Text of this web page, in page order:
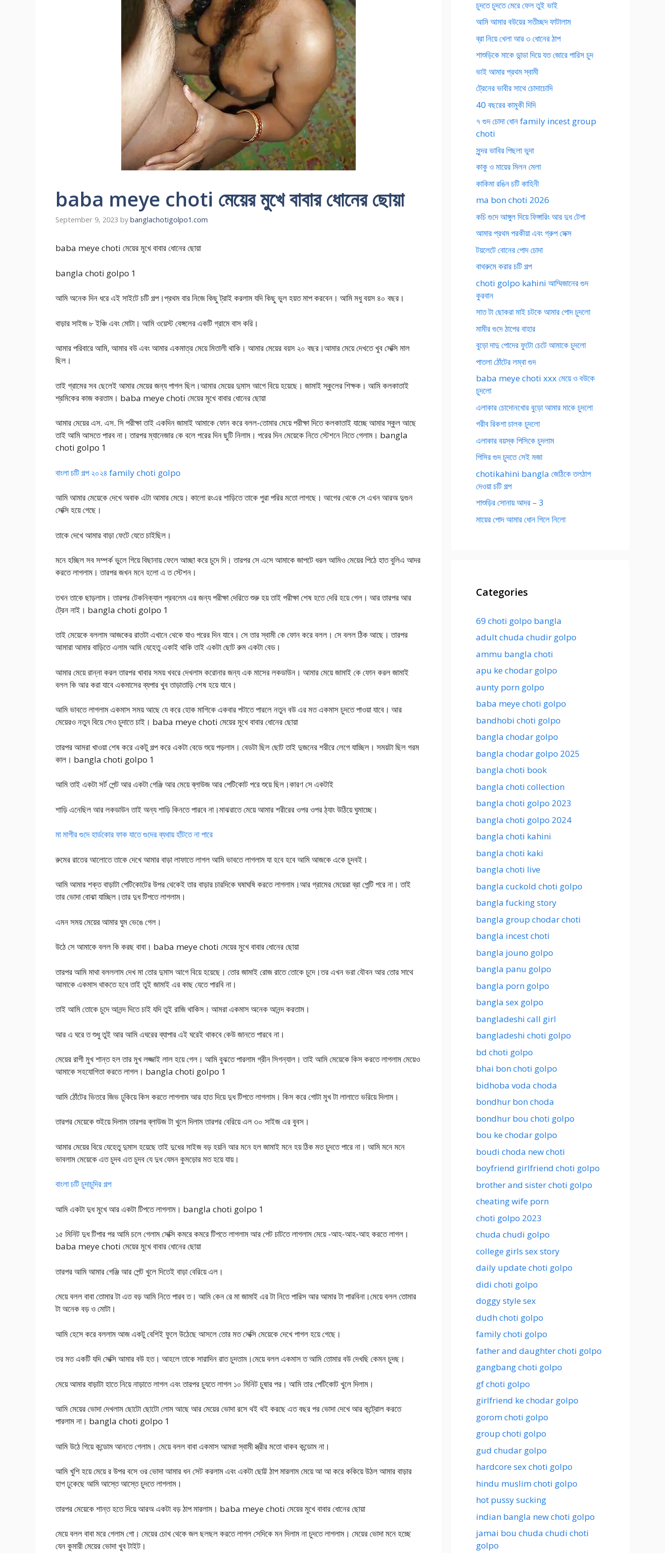
baba meye choti মেয়ের মুখে বাবার ধোনের ছোয়া
September 9, 2023 by banglachotigolpo1.com
baba meye choti মেয়ের মুখে বাবার ধোনের ছোয়া
bangla choti golpo 1
আমি অনেক দিন ধরে এই সাইটে চটি গল্প।প্রথম বার নিজে কিছু ট্রাই করলাম যদি কিছু ভুল হয়ত মাপ করবেন। আমি মধু বয়স ৪০ বছর।
বাড়ার সাইজ ৮ ইঞ্চি এবং মোটা। আমি ওয়েস্ট বেঙ্গলের একটি গ্রামে বাস করি।
আমার পরিবারে আমি, আমার বউ এবং আমার একমাত্র মেয়ে মিতালী থাকি। আমার মেয়ের বয়স ২০ বছর।আমার মেয়ে দেখতে খুব সেক্সি মাল
ছিল।
তাই গ্রামের সব ছেলেই আমার মেয়ের জন্য পাগল ছিল।আমার মেয়ের দুমাস আগে বিয়ে হয়েছে। জামাই স্কুলের শিক্ষক। আমি কলকাতাই
শ্রমিকের কাজ করতাম। baba meye choti মেয়ের মুখে বাবার ধোনের ছোয়া
আমার মেয়ের এস. এস. সি পরীক্ষা তাই একদিন জামাই আমাকে ফোন করে বলল-তোমার মেয়ে পরীক্ষা দিতে কলকাতাই যাচ্ছে আমার স্কুল আছে
তাই আমি আসতে পারব না। তারপর ম্যানেজার কে বলে পরের দিন ছুটি নিলাম। পরের দিন মেয়েকে নিতে স্টেশনে নিতে গেলাম। bangla
choti golpo 1
বাংলা চটি গল্প ২০২৪ family choti golpo
আমি আমার মেয়েকে দেখে অবাক এটা আমার মেয়ে। কালো রংএর শাড়িতে তাকে পুরা পরির মতো লাগছে। আগের থেকে সে এখন আরঅ দুগুন
সেক্সি হয়ে গেছে।
তাকে দেখে আমার বাড়া ফেটে যেতে চাইছিল।
মনে হচ্ছিল সব সম্পর্ক ভুলে গিয়ে বিছানায় ফেলে আচ্ছা করে চুদে দি। তারপর সে এসে আমাকে জাপটে ধরল আমিও মেয়ের পিঠে হাত বুলিএ আদর
করতে লাগলাম। তারপর জখন মনে হলো এ ত স্টেশন।
তখন তাকে ছাড়লাম। তারপর টেকনিক্যাল প্রবলেম এর জন্য পরীক্ষা দেরিতে শুরু হয় তাই পরীক্ষা শেষ হতে দেরি হয়ে গেল। আর তারপর আর
ট্রেন নাই। bangla choti golpo 1
তাই মেয়েকে বললাম আজকের রাতটা এখানে থেকে যাও পরের দিন যাবে। সে তার স্বামী কে ফোন করে বলল। সে বলল ঠিক আছে। তারপর
আমারা আমার বাড়িতে এলাম আমি যেহেতু একাই থাকি তাই একটা ছোট রুম একটা বেড।
আমার মেয়ে রান্না করল তারপর খাবার সময় খবরে দেখলাম করোনার জন্য এক মাসের লকডাউন। আমার মেয়ে জামাই কে ফোন করল জামাই
বলল কি আর করা যাবে একমাসের ব্যপার খুব তাড়াতাড়ি শেষ হয়ে যাবে।
আমি ভাবতে লাগলাম একমাস সময় আছে যে করে হোক মাগিকে একবার পটাতে পারলে নতুন বউ এর মত একমাস চুদতে পাওয়া যাবে। আর
মেয়েরও নতুন বিয়ে সেও চুদাতে চাই। baba meye choti মেয়ের মুখে বাবার ধোনের ছোয়া
তারপর আমরা খাওয়া শেষ করে একটু গল্প করে একটা বেডে শুয়ে পড়লাম। বেডটা ছিল ছোট তাই দুজনের শরীরে লেগে যাচ্ছিল। সময়টা ছিল গরম
কাল। bangla choti golpo 1
আমি তাই একটা সর্ট পেন্ট আর একটা গেঞ্জি আর মেয়ে ব্লাউজ আর পেটিকোট পরে শুয়ে ছিল।কারণ সে একটাই
শাড়ি এনেছিল আর লকডাউন তাই অন্য শাড়ি কিনতে পারবে না।মাঝরাতে মেয়ে আমার শরীরের ওপর ওপর ঠ্যাং উঠিয়ে ঘুমাচ্ছে।
মা মাগীর গুদে হার্ডকোর ফাক যাতে গুদের ব্যথায় হাঁটতে না পারে
রুমের রাতের আলোতে তাকে দেখে আমার বাড়া লাফাতে লাগল আমি ভাবতে লাগলাম যা হবে হবে আমি আজকে একে চুদবই।
আমি আমার শক্ত বাড়াটা পেটিকোটের উপর থেকেই তার বাড়ার চারদিকে ঘষাঘষি করতে লাগলাম।আর গ্রামের মেয়েরা ব্রা পেন্টি পরে না। তাই
তার ভোদা বোঝা যাচ্ছিল।তার দুধ টিপতে লাগলাম।
এমন সময় মেয়ের আমার ঘুম ভেঙে গেল।
উঠে সে আমাকে বলল কি করছ বাবা। baba meye choti মেয়ের মুখে বাবার ধোনের ছোয়া
তারপর আমি মাথা বলললাম দেখ মা তোর দুমাস আগে বিয়ে হয়েছে। তোর জামাই রোজ রাতে তোকে চুদে।তর এখন ভরা যৌবন আর তোর সাথে
আমাকে একমাস থাকতে হবে তাই তুই জামাই এর কাছ যেতে পারবি না।
তাই আমি তোকে চুদে আনন্দ দিতে চাই যদি তুই রাজি থাকিস। আমরা একমাস অনেক আনন্দ করতাম।
আর এ ঘরে ত শুধু তুই আর আমি এঘরের ব্যাপার এই ঘরেই থাকবে কেউ জানতে পারবে না।
মেয়ের রাগী মুখ শান্ত হল তার মুখ লজ্জাই লাল হয়ে গেল। আমি বুঝতে পারলাম গ্রীন সিগন্যাল। তাই আমি মেয়েকে কিস করতে লাগলাম মেয়েও
আমাকে সহযোগিতা করতে লাগল। bangla choti golpo 1
আমি ঠোঁটের ভিতরে জিভ ঢুকিয়ে কিস করতে লাগলাম আর হাত দিয়ে দুধ টিপতে লাগলাম। কিস করে গোটা মুখ টা লালাতে ভরিয়ে দিলাম।
তারপর মেয়েকে শুইয়ে দিলাম তারপর ব্লাউজ টা খুলে দিলাম তারপর বেরিয়ে এল ৩০ সাইজ এর বুবস।
আমার মেয়ের বিয়ে যেহেতু দুমাস হয়েছে তাই দুধের সাইজ বড় হয়নি আর মনে হল জামাই মনে হয় ঠিক মত চুদতে পারে না। আমি মনে মনে
ভাবলাম মেয়েকে এত চুদব এত চুদব যে দুধ যেমন কুমড়োর মত হয়ে যায়।
বাংলা চটি চুদাচুদির গল্প
আমি একটা দুধ মুখে আর একটা টিপতে লাগলাম। bangla choti golpo 1
১৫ মিনিট দুধ টিপার পর আমি চলে গেলাম সেক্সি কমরে কমরে টিপতে লাগলাম আর পেট চাটতে লাগলাম মেয়ে -আহ-আহ-আহ করতে লাগল।
baba meye choti মেয়ের মুখে বাবার ধোনের ছোয়া
তারপর আমি আমার গেঞ্জি আর পেন্ট খুলে দিতেই বাড়া বেরিয়ে এল।
মেয়ে বলল বাবা তোমার টা এত বড় আমি নিতে পারব ত। আমি কেন রে মা জামাই এর টা নিতে পারিস আর আমার টা পারবিনা।মেয়ে বলল তোমার
টা অনেক বড় ও মোটা।
আমি হেসে করে বললাম আজ একটু বেশিই ফুলে উঠেছে আসলে তোর মত সেক্সি মেয়েকে দেখে পাগল হয়ে গেছে।
তর মত একটি যদি সেক্সি আমার বউ হত। আহলে তাকে সারাদিন রাত চুদতাম।মেয়ে বলল একমাস ত আমি তোমার বউ দেখছি কেমন চুদছ।
মেয়ে আমার বাড়াটা হাতে নিয়ে নাড়াতে লাগল এবং তারপর চুযতে লাগল ১০ মিনিট চুষার পর। আমি তার পেটিকোট খুলে দিলাম।
আমি মেয়ের ভোদা দেখলাম ছোটো ছোটো লোম আছে আর মেয়ের ভোদা রসে থই থই করছে এত বছর পর ভোদা দেখে আর কন্ট্রোল করতে
পারলাম না। bangla choti golpo 1
আমি উঠে গিয়ে কন্ডোম আনতে গেলাম। মেয়ে বলল বাবা একমাস আমরা স্বামী স্ত্রীর মতো থাকব কন্ডোম না।
আমি খুশি হয়ে মেয়ে র উপর বসে ওর ভোদা আমার ধন সেট করলাম এবং একটা ছোট্ট ঠাপ মারলাম মেয়ে আ আ করে ককিয়ে উঠল আমার বাড়ার
হাপ ঢুকেছে আমি আস্তে আস্তে চুদতে লাগলাম।
তারপর মেয়েকে শান্ত হতে দিয়ে আরঅ একটা বড় ঠাপ মারলাম। baba meye choti মেয়ের মুখে বাবার ধোনের ছোয়া
মেয়ে বলল বাবা মরে গেলাম গো। মেয়ের চোখ থেকে জল ছলছল করতে লাগল সেদিকে মন দিলাম না চুদতে লাগলাম। মেয়ের ভোদা মনে হচ্ছে
যেন কুমারী মেয়ের ভোদা খুব টাইট।
চুদতে চুদতে মেরে ফেল তুই ভাই
আমি আমার বউয়ের সতীচ্ছদ ফাটালাম
ব্রা নিয়ে খেলা আর ৩ ধোনের ঠাপ
শাশুড়িকে মাকে ডান্ডা দিয়ে যত জোরে পারিস চুদ
ভাই আমার প্রথম স্বামী
ট্রেনের ভাবীর সাথে চোদাচোদি
40 বছরের কামুকী দিদি
৭ গুদ চোদা ধোন family incest group
choti
সুন্দর ভাবির পিছলা ভুদা
কাকু ও মায়ের মিলন মেলা
কাকিমা রঙিন চটি কাহিনী
ma bon choti 2026
কচি গুদে আঙ্গুল দিয়ে ফিঙ্গারিং আর দুধ টেপা
আমার প্রথম পরকীয়া এবং গ্রুপ সেক্স
টয়লেটে বোনের পোদ চোদা
বাথরুমে করার চটি গল্প
choti golpo kahini আম্মিজানের গুদ
কুরবান
সাত টা ছোকরা মাই চটকে আমার পোদ চুদলো
মামীর গুদে ঠাপের বাহার
বুড়ো দাদু পোদের ফুটো চেটে আমাকে চুদলো
পাতলা ঠোঁটের লম্বা গুদ
baba meye choti xxx মেয়ে ও বউকে
চুদলো
এলাকার চোদোনখোর বুড়ো আমার মাকে চুদলো
গরীব রিকশা চালক চুদলো
এলাকার বয়স্ক পিসিকে চুদলাম
পিসির গুদ চুদতে সেই মজা
chotikahini bangla জেঠিকে তলঠাপ
দেওয়া চটি গল্প
শাশুড়ির সোনায় আদর – 3
মায়ের পোদ আমার ধোন গিলে নিলো
Categories
69 choti golpo bangla
adult chuda chudir golpo
ammu bangla choti
apu ke chodar golpo
aunty porn golpo
baba meye choti golpo
bandhobi choti golpo
bangla chodar golpo
bangla chodar golpo 2025
bangla choti book
bangla choti collection
bangla choti golpo 2023
bangla choti golpo 2024
bangla choti kahini
bangla choti kaki
bangla choti live
bangla cuckold choti golpo
bangla fucking story
bangla group chodar choti
bangla incest choti
bangla jouno golpo
bangla panu golpo
bangla porn golpo
bangla sex golpo
bangladeshi call girl
bangladeshi choti golpo
bd choti golpo
bhai bon choti golpo
bidhoba voda choda
bondhur bon choda
bondhur bou choti golpo
bou ke chodar golpo
boudi choda new choti
boyfriend girlfriend choti golpo
brother and sister choti golpo
cheating wife porn
choti golpo 2023
chuda chudi golpo
college girls sex story
daily update choti golpo
didi choti golpo
doggy style sex
dudh choti golpo
family choti golpo
father and daughter choti golpo
gangbang choti golpo
gf choti golpo
girlfriend ke chodar golpo
gorom choti golpo
group choti golpo
gud chudar golpo
hardcore sex choti golpo
hindu muslim choti golpo
hot pussy sucking
indian bangla new choti golpo
jamai bou chuda chudi choti
golpo